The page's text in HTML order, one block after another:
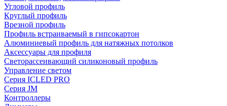
Угловой профиль
Круглый профиль
Врезной профиль
Профиль встраиваемый в гипсокартон
Алюминиевый профиль для натяжных потолков
Аксессуары для профиля
Светорассеивающий силиконовый профиль
Управление светом
Серия ICLED PRO
Серия JM
Контроллеры